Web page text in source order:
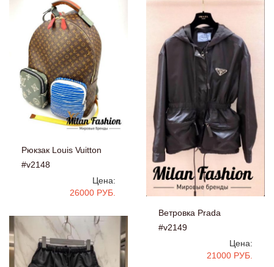
Рюкзак Louis Vuitton
#v2148
Цена:
26000 РУБ.
Ветровка Prada
#v2149
Цена:
21000 РУБ.